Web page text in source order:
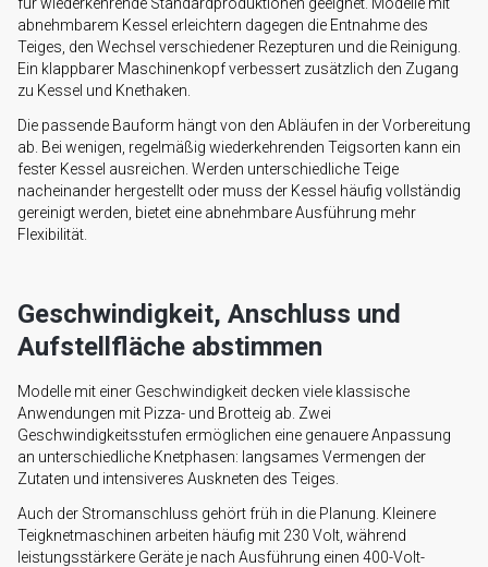
abnehmbarem Kessel erleichtern dagegen die Entnahme des
Teiges, den Wechsel verschiedener Rezepturen und die Reinigung.
Ein klappbarer Maschinenkopf verbessert zusätzlich den Zugang
zu Kessel und Knethaken.
Die passende Bauform hängt von den Abläufen in der Vorbereitung
ab. Bei wenigen, regelmäßig wiederkehrenden Teigsorten kann ein
fester Kessel ausreichen. Werden unterschiedliche Teige
nacheinander hergestellt oder muss der Kessel häufig vollständig
gereinigt werden, bietet eine abnehmbare Ausführung mehr
Flexibilität.
Geschwindigkeit, Anschluss und
Aufstellfläche abstimmen
Modelle mit einer Geschwindigkeit decken viele klassische
Anwendungen mit Pizza- und Brotteig ab. Zwei
Geschwindigkeitsstufen ermöglichen eine genauere Anpassung
an unterschiedliche Knetphasen: langsames Vermengen der
Zutaten und intensiveres Auskneten des Teiges.
Auch der Stromanschluss gehört früh in die Planung. Kleinere
Teigknetmaschinen arbeiten häufig mit 230 Volt, während
leistungsstärkere Geräte je nach Ausführung einen 400-Volt-